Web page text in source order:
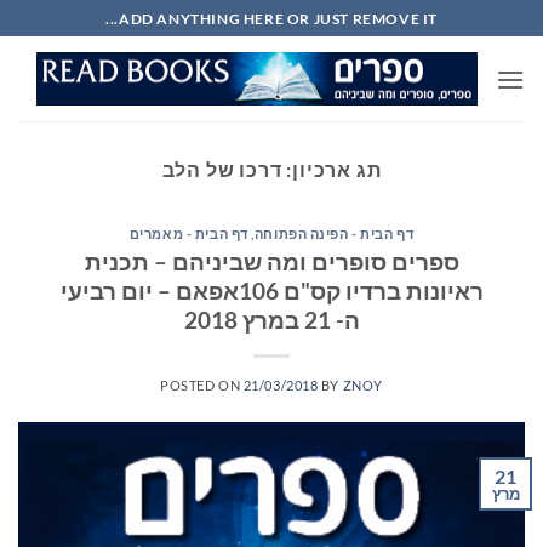
to
content
ADD ANYTHING HERE OR JUST REMOVE IT...
תג ארכיון: דרכו של הלב
דף הבית - הפינה הפתוחה דף הבית - מאמרים
ספרים סופרים ומה שביניהם – תכנית
ראיונות ברדיו קס"ם 106אפאם – יום רביעי
ה- 21 במרץ 2018
POSTED ON 21/03/2018 BY ZNOY
21
מרץ